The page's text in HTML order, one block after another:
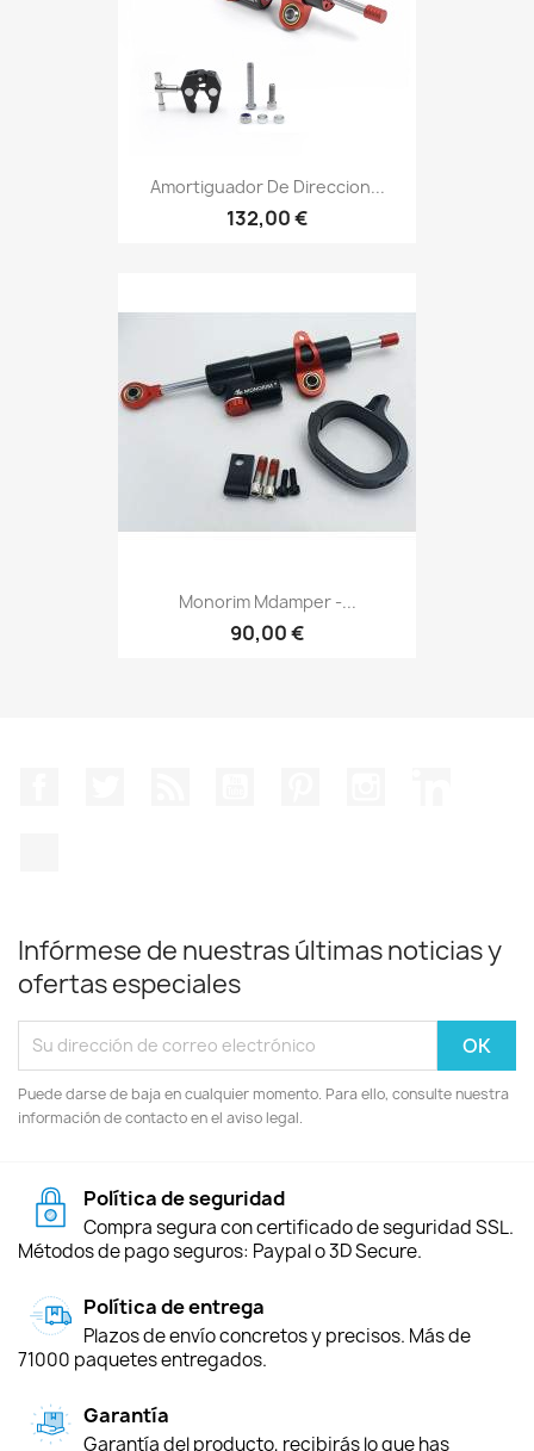
Amortiguador De Direccion...
132,00 €
Monorim Mdamper -...
90,00 €
Infórmese de nuestras últimas noticias y
ofertas especiales
Puede darse de baja en cualquier momento. Para ello, consulte nuestra
información de contacto en el aviso legal.
Política de seguridad
Compra segura con certificado de seguridad SSL.
Métodos de pago seguros: Paypal o 3D Secure.
Política de entrega
Plazos de envío concretos y precisos. Más de
71000 paquetes entregados.
Garantía
Garantía del producto, recibirás lo que has